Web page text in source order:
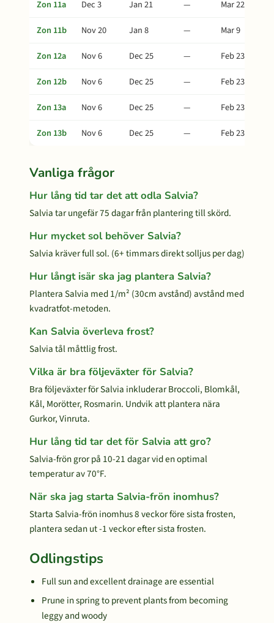
Zon 11a Dec 3 Jan 21 —
Mar 22
Zon 11b
Nov 20 Jan 8 —
Mar 9
Zon 12a
Nov 6 Dec 25 —
Feb 23
Zon 12b
Nov 6 Dec 25 —
Feb 23
Zon 13a
Nov 6 Dec 25 —
Feb 23
Zon 13b
Nov 6 Dec 25 — Feb 23
Vanliga frågor
Hur lång tid tar det att odla Salvia?
Salvia tar ungefär 75 dagar från plantering till skörd.
Hur mycket sol behöver Salvia?
Salvia kräver full sol. (6+ timmars direkt solljus per dag)
Hur långt isär ska jag plantera Salvia?
Plantera Salvia med 1/m² (30cm avstånd) avstånd med
kvadratfot-metoden.
Kan Salvia överleva frost?
Salvia tål måttlig frost.
Vilka är bra följeväxter för Salvia?
Bra följeväxter för Salvia inkluderar Broccoli, Blomkål,
Kål, Morötter, Rosmarin. Undvik att plantera nära
Gurkor, Vinruta.
Hur lång tid tar det för Salvia att gro?
Salvia-frön gror på 10-21 dagar vid en optimal
temperatur av 70°F.
När ska jag starta Salvia-frön inomhus?
Starta Salvia-frön inomhus 8 veckor före sista frosten,
plantera sedan ut -1 veckor efter sista frosten.
Odlingstips
Full sun and excellent drainage are essential
Prune in spring to prevent plants from becoming
leggy and woody